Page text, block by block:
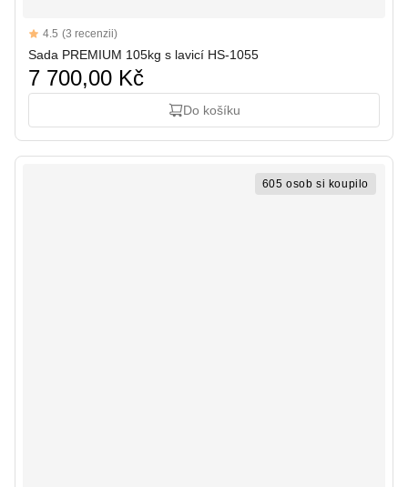
Reviews
4.5 out of 5 stars
4.5 (3 recenzii)
Sada PREMIUM 105kg s lavicí HS-1055
7 700,00 Kč
Do košíku
605 osob si koupilo